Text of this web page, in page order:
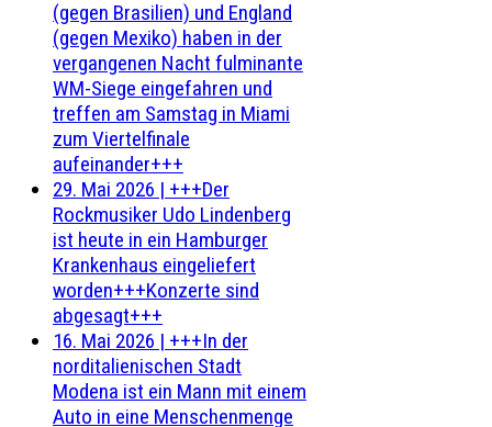
(gegen Brasilien) und England
(gegen Mexiko) haben in der
vergangenen Nacht fulminante
WM-Siege eingefahren und
treffen am Samstag in Miami
zum Viertelfinale
aufeinander+++
29. Mai 2026 | +++Der
Rockmusiker Udo Lindenberg
ist heute in ein Hamburger
Krankenhaus eingeliefert
worden+++Konzerte sind
abgesagt+++
16. Mai 2026 | +++In der
norditalienischen Stadt
Modena ist ein Mann mit einem
Auto in eine Menschenmenge